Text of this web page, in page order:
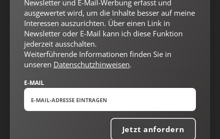
Vertrag widerrufen Abo online kündigen
Newsletter und E-Mail-Werbung erfasst und
ausgewertet wird, um die Inhalte besser auf meine
Interessen auszurichten. Über einen Link in
Newsletter oder E-Mail kann ich diese Funktion
jederzeit ausschalten.
Weiterführende Informationen finden Sie in
unseren Datenschutzhinweisen.
E-MAIL
Jetzt anfordern